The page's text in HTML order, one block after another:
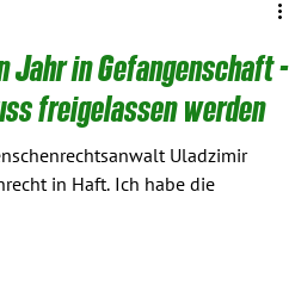
Jahr in Gefangenschaft -
freigelassen werden
Uladzimir
in Haft. Ich habe die